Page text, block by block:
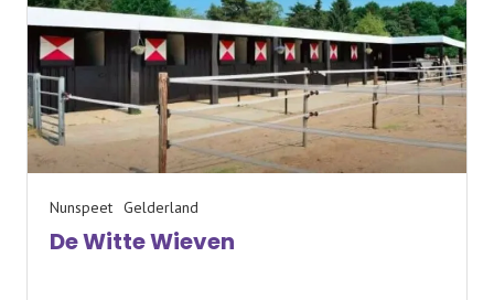
Nunspeet Gelderland
De Witte Wieven